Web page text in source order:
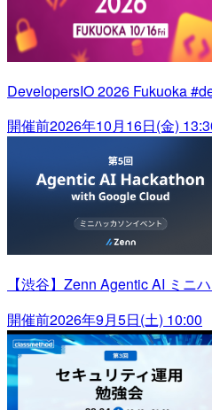
DevelopersIO 2026 Fukuoka
開催前2026年10月16日(金)
【渋谷】Zenn Agentic AI ミニ
開催前2026年9月5日(土) 10:00